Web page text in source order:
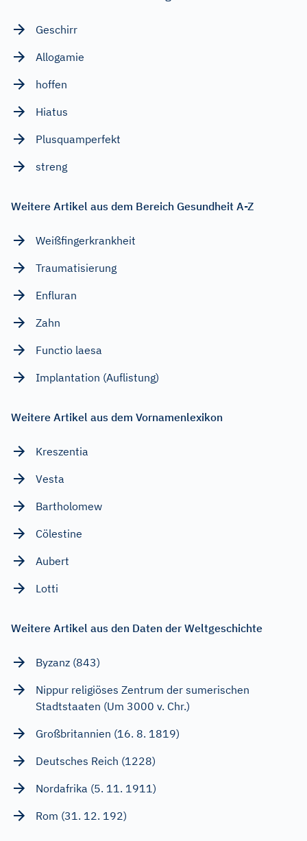
Geschirr
Allogamie
hoffen
Hiatus
Plusquamperfekt
streng
Weitere Artikel aus dem Bereich Gesundheit A-Z
Weißfingerkrankheit
Traumatisierung
Enfluran
Zahn
Functio laesa
Implantation (Auflistung)
Weitere Artikel aus dem Vornamenlexikon
Kreszentia
Vesta
Bartholomew
Cölestine
Aubert
Lotti
Weitere Artikel aus den Daten der Weltgeschichte
Byzanz (843)
Nippur religiöses Zentrum der sumerischen
Stadtstaaten (Um 3000 v. Chr.)
Großbritannien (16. 8. 1819)
Deutsches Reich (1228)
Nordafrika (5. 11. 1911)
Rom (31. 12. 192)